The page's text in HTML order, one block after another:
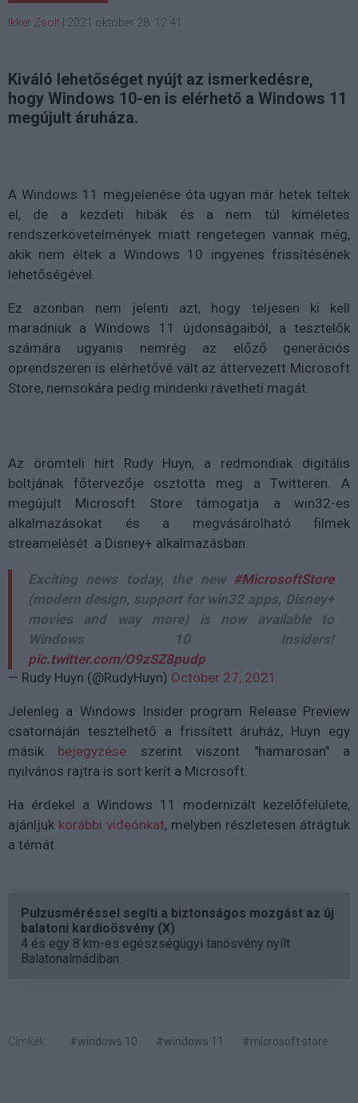
Ikker Zsolt 2021 október 28. 12:41
Kiváló lehetőséget nyújt az ismerkedésre,
hogy Windows 10-en is elérhető a Windows 11
megújult áruháza.
A Windows 11 megjelenése óta ugyan már hetek teltek
el, de a kezdeti hibák és a nem túl kíméletes
rendszerkövetelmények miatt rengetegen vannak még,
akik nem éltek a Windows 10 ingyenes frissítésének
lehetőségével.
Ez azonban nem jelenti azt, hogy teljesen ki kell
maradniuk a Windows 11 újdonságaiból, a tesztelők
számára ugyanis nemrég az előző generációs
oprendszeren is elérhetővé vált az áttervezett Microsoft
Store, nemsokára pedig mindenki rávetheti magát.
Az örömteli hírt Rudy Huyn, a redmondiak digitális
boltjának főtervezője osztotta meg a Twitteren. A
megújult Microsoft Store támogatja a win32-es
alkalmazásokat és a megvásárolható filmek
streamelését a Disney+ alkalmazásban.
Exciting news today, the new #MicrosoftStore
(modern design, support for win32 apps, Disney+
movies and way more) is now available to
Windows 10 Insiders!
pic.twitter.com/O9zSZ8pudp
— Rudy Huyn (@RudyHuyn) October 27, 2021
Jelenleg a Windows Insider program Release Preview
csatornáján tesztelhető a frissített áruház, Huyn egy
másik bejegyzése szerint viszont "hamarosan" a
nyilvános rajtra is sort kerít a Microsoft.
Ha érdekel a Windows 11 modernizált kezelőfelülete,
ajánljuk korábbi videónkat, melyben részletesen átrágtuk
a témát.
Pulzusméréssel segíti a biztonságos mozgást az új
balatoni kardioösvény (X)
4 és egy 8 km-es egészségügyi tanösvény nyílt
Balatonalmádiban.
Címkék: #windows 10 #windows 11 #microsoft store